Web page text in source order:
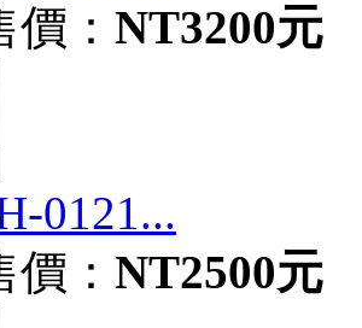
： NT3200元
0121...
： NT2500元